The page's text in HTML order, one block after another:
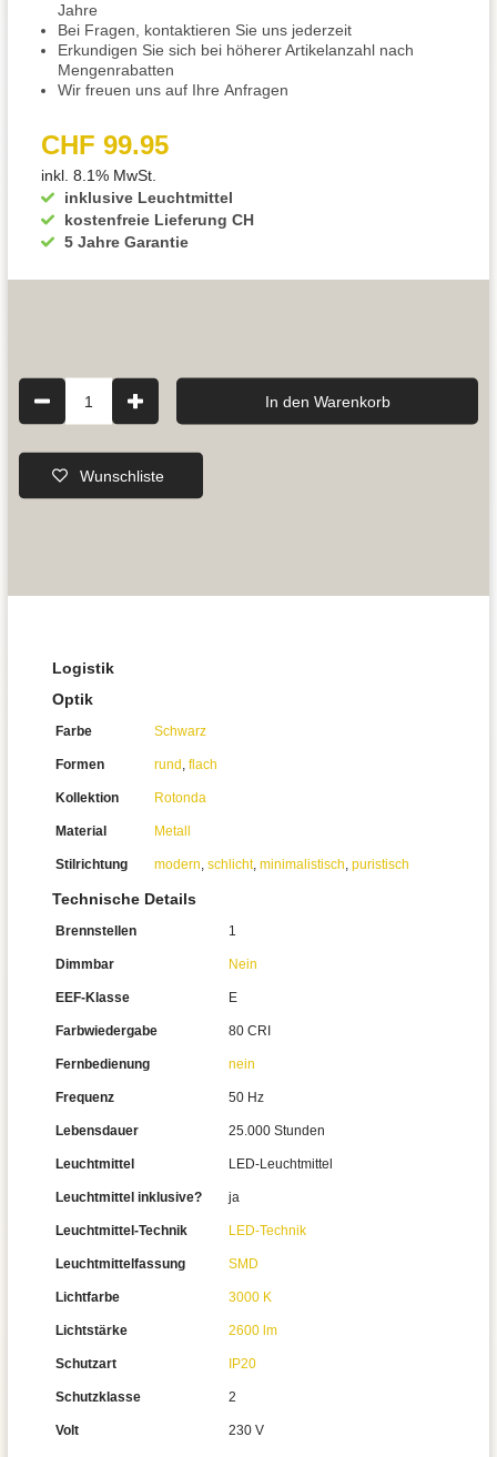
Jahre
Bei Fragen, kontaktieren Sie uns jederzeit
Erkundigen Sie sich bei höherer Artikelanzahl nach
Mengenrabatten
Wir freuen uns auf Ihre Anfragen
inklusive Leuchtmittel
kostenfreie Lieferung CH
5 Jahre Garantie
CHF 99.95
inkl. 8.1% MwSt.
1 In den Warenkorb
Wunschliste
Logistik
Optik
Farbe Schwarz
Formen rund , flach
Kollektion Rotonda
Material Metall
Stilrichtung modern, schlicht, minimalistisch, puristisch
Technische Details
Brennstellen 1
Dimmbar Nein
EEF-Klasse E
Farbwiedergabe 80 CRI
Fernbedienung nein
Frequenz 50 Hz
Lebensdauer 25.000 Stunden
Leuchtmittel LED-Leuchtmittel
Leuchtmittel inklusive? ja
Leuchtmittel-Technik LED-Technik
Leuchtmittelfassung SMD
Lichtfarbe 3000 K
Lichtstärke 2600 lm
Schutzart IP20
Schutzklasse 2
Volt 230 V